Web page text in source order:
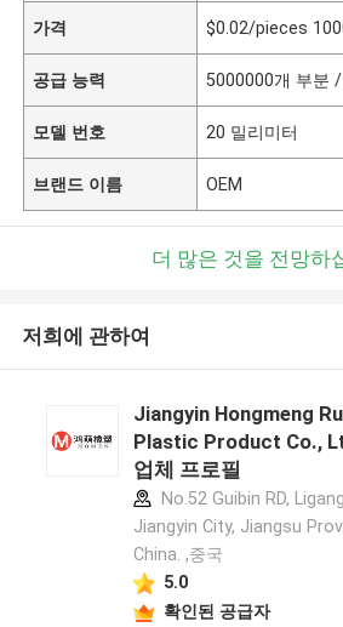
가격 $0.02/pieces
공급 능력 5000000개 부분
모델 번호 20 밀리미터
브랜드 이름 OEM
더 많은 것을 전망하
저희에 관하여
Jiangyin Hongmeng
Plastic Product Co.,
업체 프로필
No.52 Guibin RD,
Jiangyin City, Jiangsu
China. ,중국
5.0
확인된 공급자